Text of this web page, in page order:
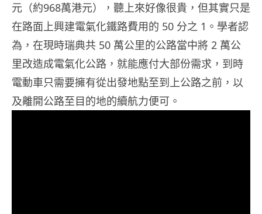
元（約968萬港元），聽上來好像很貴，但其實只是
在路面上興建電氣化鐵路費用的 50 分之 1。學者認
為，在現時瑞典共 50 萬公里的公路當中將 2 萬公
里改造成電氣化公路，就能應付大部份需求，到時
電動車只需要擁有從出發地點至到上公路之前，以
及離開公路至目的地的續航力便可。